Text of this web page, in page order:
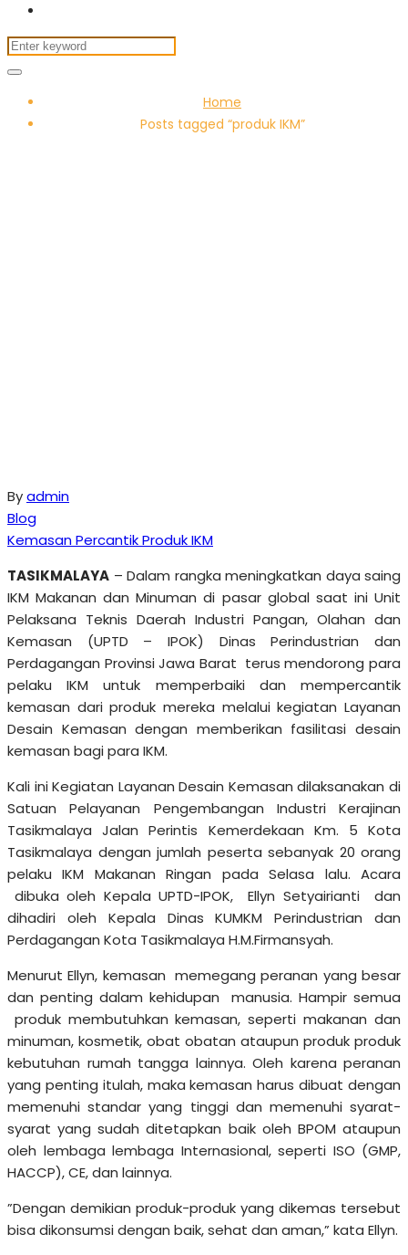
Home
Posts tagged “produk IKM”
Byadmin
Blog
Kemasan Percantik Produk IKM
TASIKMALAYA – Dalam rangka meningkatkan daya saing
IKM Makanan dan Minuman di pasar global saat ini Unit
Pelaksana Teknis Daerah Industri Pangan, Olahan dan
Kemasan (UPTD – IPOK) Dinas Perindustrian dan
Perdagangan Provinsi Jawa Barat terus mendorong para
pelaku IKM untuk memperbaiki dan mempercantik
kemasan dari produk mereka melalui kegiatan Layanan
Desain Kemasan dengan memberikan fasilitasi desain
kemasan bagi para IKM.
Kali ini Kegiatan Layanan Desain Kemasan dilaksanakan di
Satuan Pelayanan Pengembangan Industri Kerajinan
Tasikmalaya Jalan Perintis Kemerdekaan Km. 5 Kota
Tasikmalaya dengan jumlah peserta sebanyak 20 orang
pelaku IKM Makanan Ringan pada Selasa lalu. Acara
dibuka oleh Kepala UPTD-IPOK, Ellyn Setyairianti dan
dihadiri oleh Kepala Dinas KUMKM Perindustrian dan
Perdagangan Kota Tasikmalaya H.M.Firmansyah.
Menurut Ellyn, kemasan memegang peranan yang besar
dan penting dalam kehidupan manusia. Hampir semua
produk membutuhkan kemasan, seperti makanan dan
minuman, kosmetik, obat obatan ataupun produk produk
kebutuhan rumah tangga lainnya. Oleh karena peranan
yang penting itulah, maka kemasan harus dibuat dengan
memenuhi standar yang tinggi dan memenuhi syarat-
syarat yang sudah ditetapkan baik oleh BPOM ataupun
oleh lembaga lembaga Internasional, seperti ISO (GMP,
HACCP), CE, dan lainnya.
”Dengan demikian produk-produk yang dikemas tersebut
bisa dikonsumsi dengan baik, sehat dan aman,” kata Ellyn.